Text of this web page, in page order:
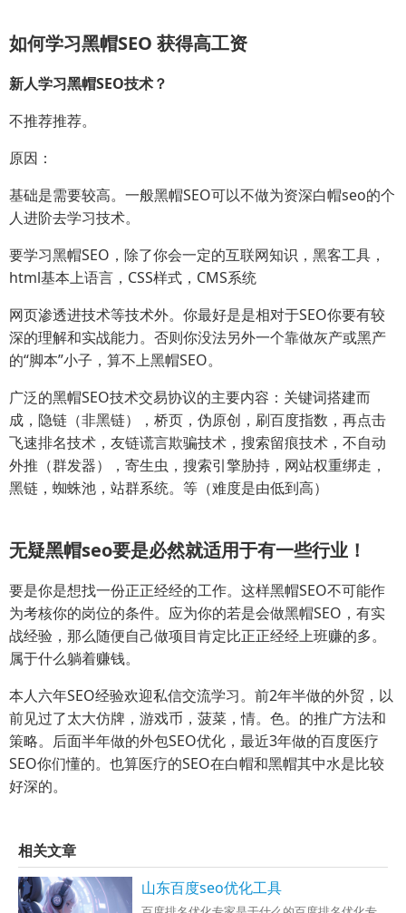
如何学习黑帽SEO 获得高工资
新人学习黑帽SEO技术？
不推荐推荐。
原因：
基础是需要较高。一般黑帽SEO可以不做为资深白帽seo的个
人进阶去学习技术。
要学习黑帽SEO，除了你会一定的互联网知识，黑客工具，
html基本上语言，CSS样式，CMS系统
网页渗透进技术等技术外。你最好是是相对于SEO你要有较
深的理解和实战能力。否则你没法另外一个靠做灰产或黑产
的“脚本”小子，算不上黑帽SEO。
广泛的黑帽SEO技术交易协议的主要内容：关键词搭建而
成，隐链（非黑链），桥页，伪原创，刷百度指数，再点击
飞速排名技术，友链谎言欺骗技术，搜索留痕技术，不自动
外推（群发器），寄生虫，搜索引擎胁持，网站权重绑走，
黑链，蜘蛛池，站群系统。等（难度是由低到高）
无疑黑帽seo要是必然就适用于有一些行业！
要是你是想找一份正正经经的工作。这样黑帽SEO不可能作
为考核你的岗位的条件。应为你的若是会做黑帽SEO，有实
战经验，那么随便自己做项目肯定比正正经经上班赚的多。
属于什么躺着赚钱。
本人六年SEO经验欢迎私信交流学习。前2年半做的外贸，以
前见过了太大仿牌，游戏币，菠菜，情。色。的推广方法和
策略。后面半年做的外包SEO优化，最近3年做的百度医疗
SEO你们懂的。也算医疗的SEO在白帽和黑帽其中水是比较
好深的。
相关文章
山东百度seo优化工具